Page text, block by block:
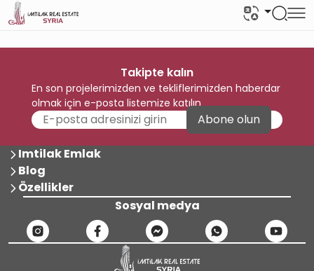
Takipte kalın
En son projelerimizden ve tekliflerimizden haberdar
olmak için e-posta listemize katılın
Abone olun
Imtilak Emlak
Blog
Özellikler
Sosyal medya